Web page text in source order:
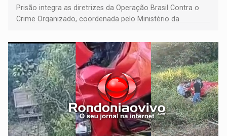
Prisão integra as diretrizes da Operação Brasil Contra o
Crime Organizado, coordenada pelo Ministério da